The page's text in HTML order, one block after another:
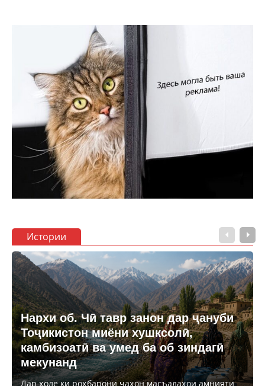
Истории
Нархи об. Чӣ тавр занон дар ҷануби
Тоҷикистон миёни хушксолӣ,
камбизоатӣ ва умед ба об зиндагӣ
мекунанд
Дар ҳоле ки роҳбарони ҷаҳон масъалаҳои амнияти